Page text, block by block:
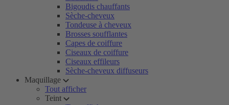
Bigoudis chauffants
Sèche-cheveux
Tondeuse à cheveux
Brosses soufflantes
Capes de coiffure
Ciseaux de coiffure
Ciseaux effileurs
Sèche-cheveux diffuseurs
Maquillage
Tout afficher
Teint